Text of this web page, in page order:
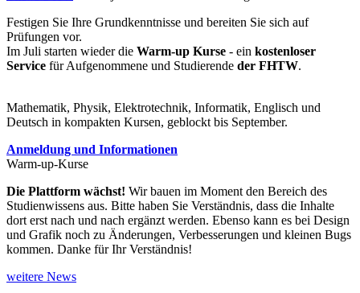
Festigen Sie Ihre Grundkenntnisse und bereiten Sie sich auf
Prüfungen vor.
Im Juli starten wieder die Warm-up Kurse - ein kostenloser
Service für Aufgenommene und Studierende der FHTW.
Mathematik, Physik, Elektrotechnik, Informatik, Englisch und
Deutsch in kompakten Kursen, geblockt bis September.
Anmeldung und Informationen
Warm-up-Kurse
Die Plattform wächst! Wir bauen im Moment den Bereich des
Studienwissens aus. Bitte haben Sie Verständnis, dass die Inhalte
dort erst nach und nach ergänzt werden. Ebenso kann es bei Design
und Grafik noch zu Änderungen, Verbesserungen und kleinen Bugs
kommen. Danke für Ihr Verständnis!
weitere News